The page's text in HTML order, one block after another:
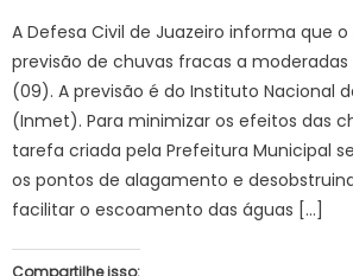
A Defesa Civil de Juazeiro informa que
previsão de chuvas fracas a
(09). A previsão é do Instituto Nacional
(Inmet). Para minimizar os efeitos das
tarefa criada pela Prefeitura Municipal
os pontos de alagamento e
facilitar o escoamento das águas […]
Compartilhe isso: